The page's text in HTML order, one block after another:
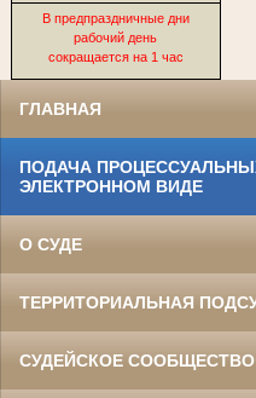
В предпраздничные дни
рабочий день
сокращается на 1 час
ГЛАВНАЯ
ПОДАЧА
ЭЛЕКТРОННОМ ВИДЕ
О СУДЕ
ТЕРРИТОРИАЛЬНАЯ
СУДЕЙСКОЕ СООБЩЕСТВО